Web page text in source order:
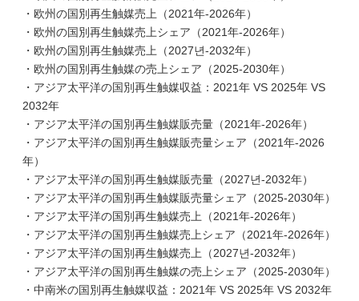
・欧州の国別再生触媒売上（2021年-2026年）
・欧州の国別再生触媒売上シェア（2021年-2026年）
・欧州の国別再生触媒売上（2027년-2032年）
・欧州の国別再生触媒の売上シェア（2025-2030年）
・アジア太平洋の国別再生触媒収益：2021年 VS 2025年 VS
2032年
・アジア太平洋の国別再生触媒販売量（2021年-2026年）
・アジア太平洋の国別再生触媒販売量シェア（2021年-2026
年）
・アジア太平洋の国別再生触媒販売量（2027년-2032年）
・アジア太平洋の国別再生触媒販売量シェア（2025-2030年）
・アジア太平洋の国別再生触媒売上（2021年-2026年）
・アジア太平洋の国別再生触媒売上シェア（2021年-2026年）
・アジア太平洋の国別再生触媒売上（2027년-2032年）
・アジア太平洋の国別再生触媒の売上シェア（2025-2030年）
・中南米の国別再生触媒収益：2021年 VS 2025年 VS 2032年